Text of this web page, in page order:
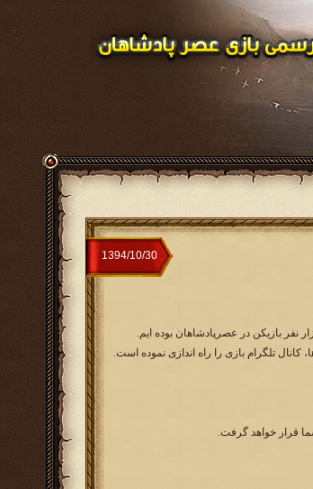
‏1394/10/30
نفر بازیکن در عصرپادشاهان بوده ایم.
تلگرام بازی را راه اندازی نموده است.
قرار خواهد گرفت.